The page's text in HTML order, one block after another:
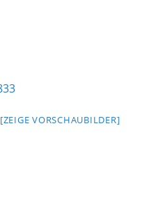
[ZEIGE VORSCHAUBILDER]